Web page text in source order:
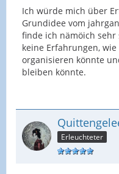
Ich würde mich über
Grundidee vom
finde ich nämöich
keine Erfahrungen,
organisieren könnte
bleiben könnte.
Erleuchteter